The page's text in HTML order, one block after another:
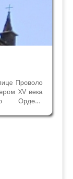
Проволо
XV века
Ордена